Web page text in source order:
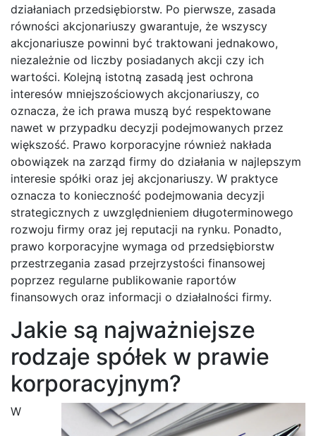
działaniach przedsiębiorstw. Po pierwsze, zasada
równości akcjonariuszy gwarantuje, że wszyscy
akcjonariusze powinni być traktowani jednakowo,
niezależnie od liczby posiadanych akcji czy ich
wartości. Kolejną istotną zasadą jest ochrona
interesów mniejszościowych akcjonariuszy, co
oznacza, że ich prawa muszą być respektowane
nawet w przypadku decyzji podejmowanych przez
większość. Prawo korporacyjne również nakłada
obowiązek na zarząd firmy do działania w najlepszym
interesie spółki oraz jej akcjonariuszy. W praktyce
oznacza to konieczność podejmowania decyzji
strategicznych z uwzględnieniem długoterminowego
rozwoju firmy oraz jej reputacji na rynku. Ponadto,
prawo korporacyjne wymaga od przedsiębiorstw
przestrzegania zasad przejrzystości finansowej
poprzez regularne publikowanie raportów
finansowych oraz informacji o działalności firmy.
Jakie są najważniejsze
rodzaje spółek w prawie
korporacyjnym?
W